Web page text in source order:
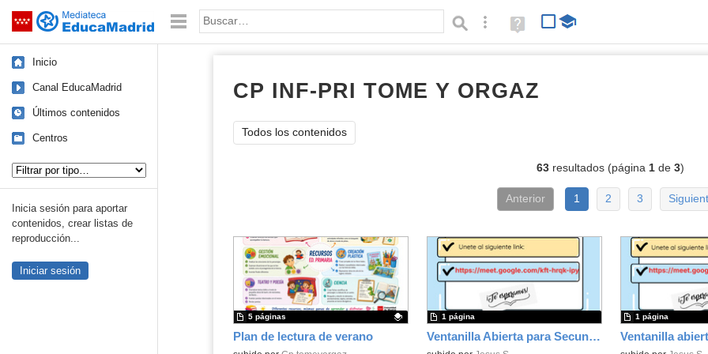
Saltar navegación Palabra o frase: Búsqueda avanzada
Ayuda
(en
Inicio
Canal EducaMadrid
Últimos contenidos
Centros
Inicia sesión para aportar
contenidos, crear listas de
reproducción...
Iniciar sesión
CP INF-PRI TOME Y ORGAZ
Todos los contenidos
63resultados (página 1de 3)
Anterior 1 2 3
Plan de lectura de verano
5 páginas
Ventanilla Abierta para Secundaria
1 página
Ventanilla
1 página